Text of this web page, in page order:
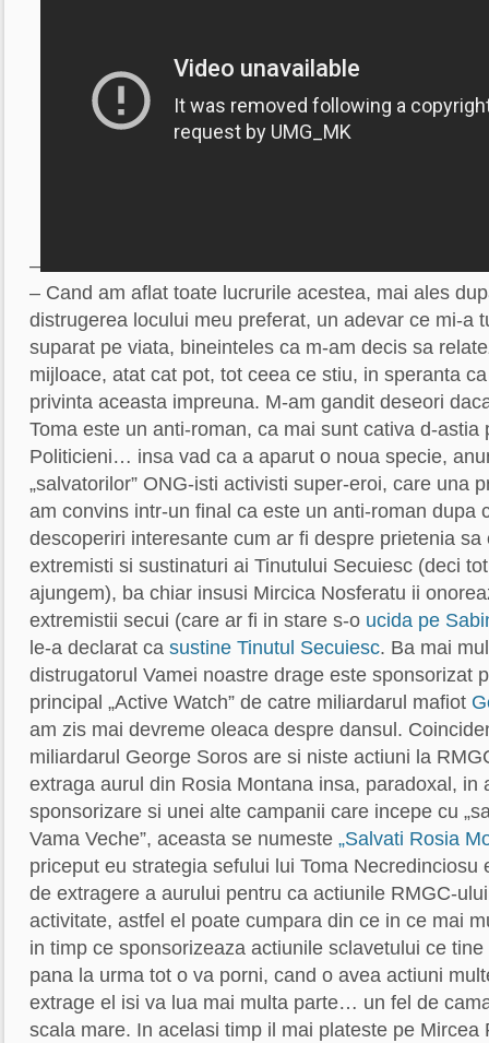
–
– Cand am aflat toate lucrurile acestea, mai ales
distrugerea locului meu preferat, un adevar ce mi-a
suparat pe viata, bineinteles ca m-am decis sa
mijloace, atat cat pot, tot ceea ce stiu, in speranta
privinta aceasta impreuna. M-am gandit deseori
Toma este un anti-roman, ca mai sunt cativa d-astia
Politicieni… insa vad ca a aparut o noua specie,
„salvatorilor” ONG-isti activisti super-eroi, care una
am convins intr-un final ca este un anti-roman dupa
descoperiri interesante cum ar fi despre prietenia
extremisti si sustinaturi ai Tinutului Secuiesc (deci
ajungem), ba chiar insusi Mircica Nosferatu ii
extremistii secui (care ar fi in stare s-o ucida pe
le-a declarat ca sustine Tinutul Secuiesc. Ba mai
distrugatorul Vamei noastre drage este sponsorizat
principal „Active Watch” de catre miliardarul mafiot
am zis mai devreme oleaca despre dansul.
miliardarul George Soros are si niste actiuni la
extraga aurul din Rosia Montana insa, paradoxal, in
sponsorizare si unei alte campanii care incepe cu
Vama Veche”, aceasta se numeste „Salvati Rosia
priceput eu strategia sefului lui Toma Necredinciosu
de extragere a aurului pentru ca actiunile RMGC-
activitate, astfel el poate cumpara din ce in ce mai
in timp ce sponsorizeaza actiunile sclavetului ce
pana la urma tot o va porni, cand o avea actiuni
extrage el isi va lua mai multa parte… un fel de
scala mare. In acelasi timp il mai plateste pe Mircea